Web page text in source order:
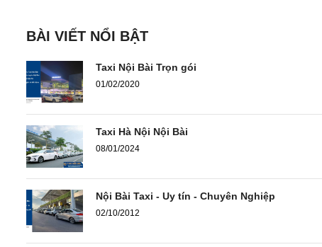
BÀI VIẾT NỔI BẬT
Taxi Nội Bài Trọn gói
01/02/2020
Taxi Hà Nội Nội Bài
08/01/2024
Nội Bài Taxi - Uy tín - Chuyên Nghiệp
02/10/2012